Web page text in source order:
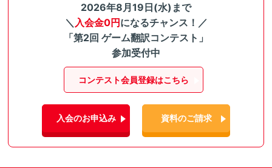
2026年8月19日(水)まで
＼ 入会金0円になるチャンス！／
「第2回 ゲーム翻訳コンテスト」
参加受付中
コンテスト会員登録はこちら
入会のお申込み 資料のご請求